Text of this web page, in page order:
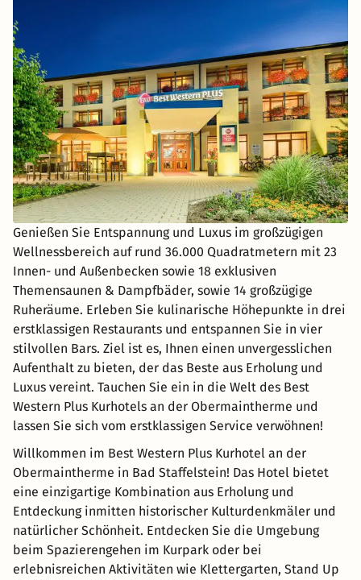
Genießen Sie Entspannung und Luxus im großzügigen
Wellnessbereich auf rund 36.000 Quadratmetern mit 23
Innen- und Außenbecken sowie 18 exklusiven
Themensaunen & Dampfbäder, sowie 14 großzügige
Ruheräume. Erleben Sie kulinarische Höhepunkte in drei
erstklassigen Restaurants und entspannen Sie in vier
stilvollen Bars. Ziel ist es, Ihnen einen unvergesslichen
Aufenthalt zu bieten, der das Beste aus Erholung und
Luxus vereint. Tauchen Sie ein in die Welt des Best
Western Plus Kurhotels an der Obermaintherme und
lassen Sie sich vom erstklassigen Service verwöhnen!
Willkommen im Best Western Plus Kurhotel an der
Obermaintherme in Bad Staffelstein! Das Hotel bietet
eine einzigartige Kombination aus Erholung und
Entdeckung inmitten historischer Kulturdenkmäler und
natürlicher Schönheit. Entdecken Sie die Umgebung
beim Spazierengehen im Kurpark oder bei
erlebnisreichen Aktivitäten wie Klettergarten, Stand Up